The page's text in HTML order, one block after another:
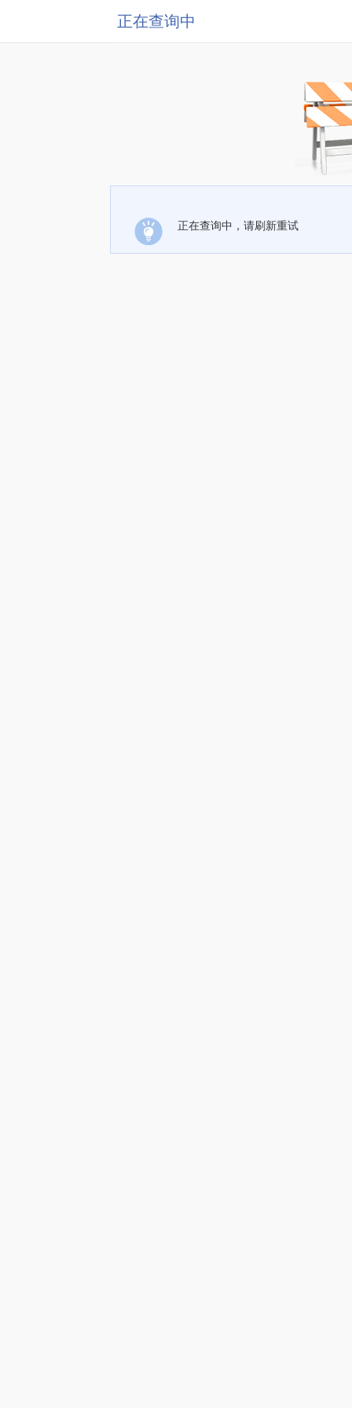
正在查询中
正在查询中，请刷新重试